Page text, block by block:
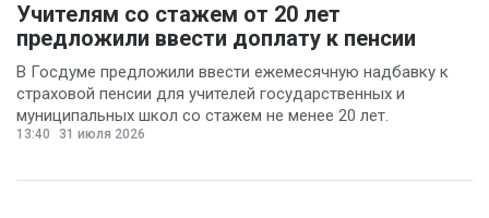
Учителям со стажем от 20 лет
предложили ввести доплату к пенсии
В Госдуме предложили ввести ежемесячную надбавку к
страховой пенсии для учителей государственных и
муниципальных школ со стажем не менее 20 лет.
13:40 31 июля 2026